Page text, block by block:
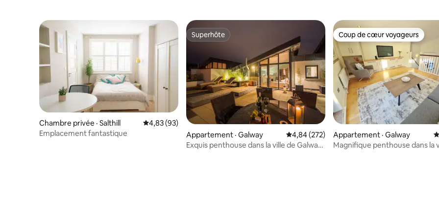
Chambre privée · Salthill Note moyenne de 4,83 sur 5, 93 commentaires
4,83 (93)
Emplacement fantastique
Superhôte
Superhôte
Appartement · Galway Note moyenne de 4,84 sur 5, 272
4,84 (272)
Exquis penthouse dans la ville de Galway
Coup de cœur voyageurs
Coup de cœur voyageurs
Appartement · Galway
Magnifique penthouse dans la